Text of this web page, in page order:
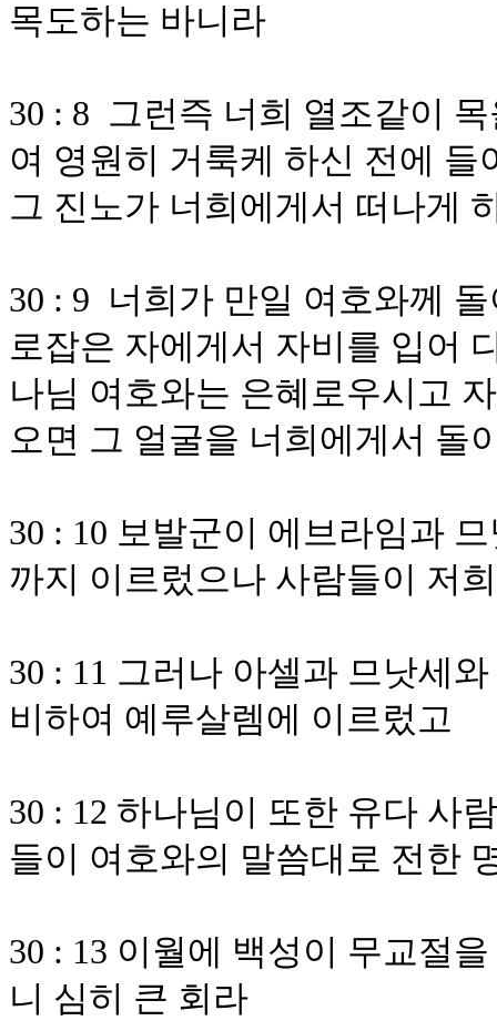
목도하는 바니라
30 : 8 그런즉 너희 열조같이
여 영원히 거룩케 하신 전에
그 진노가 너희에게서 떠나게
30 : 9 너희가 만일 여호와께
로잡은 자에게서 자비를 입어
나님 여호와는 은혜로우시고
오면 그 얼굴을 너희에게서 돌
30 : 10 보발군이 에브라임과
까지 이르렀으나 사람들이 저
30 : 11 그러나 아셀과 므낫세
비하여 예루살렘에 이르렀고
30 : 12 하나님이 또한 유다 사
들이 여호와의 말씀대로 전한
30 : 13 이월에 백성이 무교절
니 심히 큰 회라